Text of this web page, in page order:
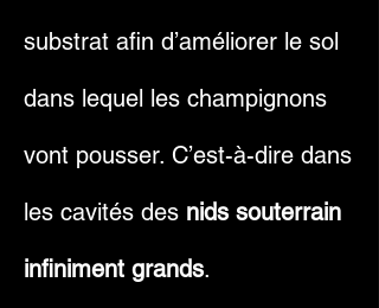
substrat afin d’améliorer le sol
dans lequel les champignons
vont pousser. C’est-à-dire dans
les cavités des nids souterrain
infiniment grands.